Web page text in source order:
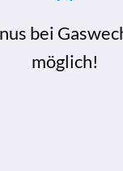
bei
möglich!